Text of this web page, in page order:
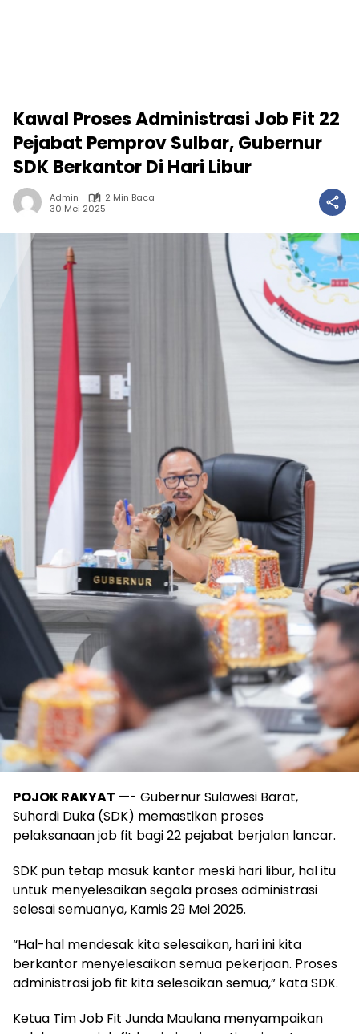
Kawal Proses Administrasi Job Fit 22
Pejabat Pemprov Sulbar, Gubernur
SDK Berkantor Di Hari Libur
Admin
2 Min Baca
30 Mei 2025
POJOK RAKYAT —- Gubernur Sulawesi Barat,
Suhardi Duka (SDK) memastikan proses
pelaksanaan job fit bagi 22 pejabat berjalan lancar.
SDK pun tetap masuk kantor meski hari libur, hal itu
untuk menyelesaikan segala proses administrasi
selesai semuanya, Kamis 29 Mei 2025.
“Hal-hal mendesak kita selesaikan, hari ini kita
berkantor menyelesaikan semua pekerjaan. Proses
administrasi job fit kita selesaikan semua,” kata SDK.
Ketua Tim Job Fit Junda Maulana menyampaikan